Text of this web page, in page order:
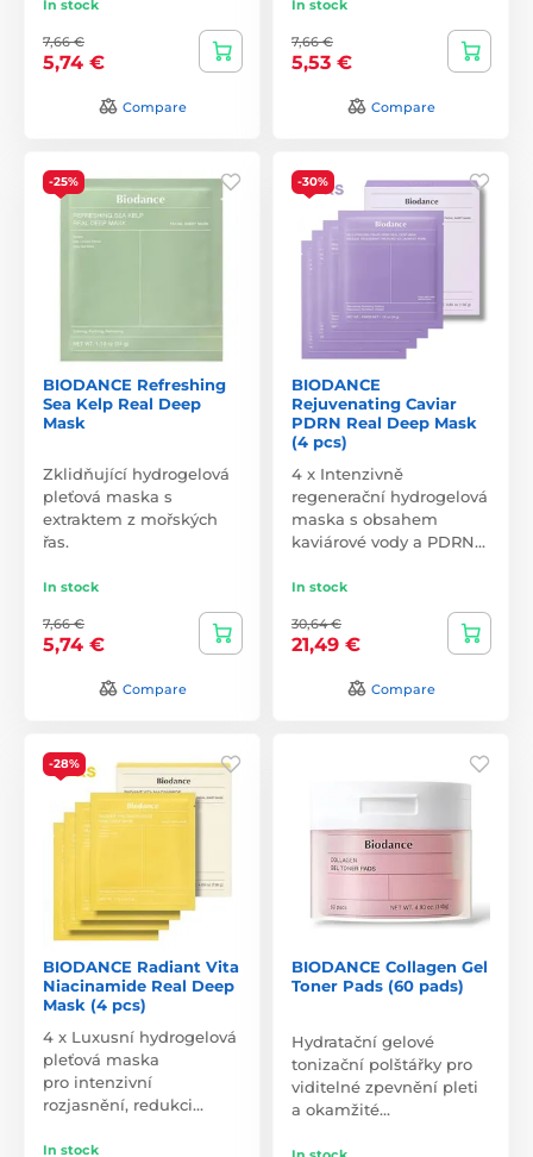
In stock
7,66 €
5,74 €
Compare
In stock
7,66 €
5,53 €
Compare
-25%
BIODANCE Refreshing
Sea Kelp Real Deep
Mask
Zklidňující hydrogelová
pleťová maska s
extraktem z mořských
řas.
In stock
7,66 €
5,74 €
Compare
-30%
BIODANCE
Rejuvenating Caviar
PDRN Real Deep Mask
(4 pcs)
4 x Intenzivně
regenerační hydrogelová
maska s obsahem
kaviárové vody a PDRN…
In stock
30,64 €
21,49 €
Compare
-28%
BIODANCE Radiant Vita
Niacinamide Real Deep
Mask (4 pcs)
4 x Luxusní hydrogelová
pleťová maska
pro intenzivní
rozjasnění, redukci…
In stock
BIODANCE Collagen Gel
Toner Pads (60 pads)
Hydratační gelové
tonizační polštářky pro
viditelné zpevnění pleti
a okamžité…